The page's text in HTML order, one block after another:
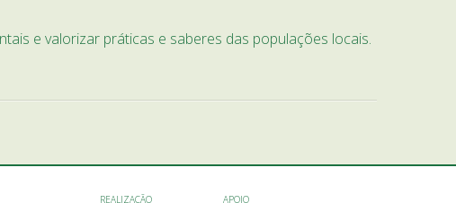
e valorizar práticas e saberes das populações locais.
REALIZAÇÃO APOIO